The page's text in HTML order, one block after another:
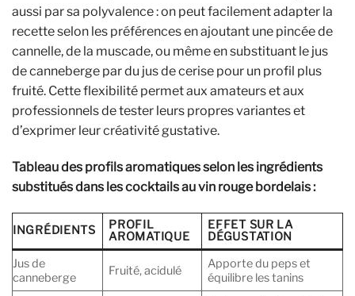
aussi par sa polyvalence : on peut facilement adapter la
recette selon les préférences en ajoutant une pincée de
cannelle, de la muscade, ou même en substituant le jus
de canneberge par du jus de cerise pour un profil plus
fruité. Cette flexibilité permet aux amateurs et aux
professionnels de tester leurs propres variantes et
d’exprimer leur créativité gustative.
Tableau des profils aromatiques selon les ingrédients
substitués dans les cocktails au vin rouge bordelais :
INGRÉDIENTS
PROFIL
AROMATIQUE
EFFET SUR LA
DÉGUSTATION
Jus de
canneberge
Fruité, acidulé
Apporte du peps et
équilibre les tanins